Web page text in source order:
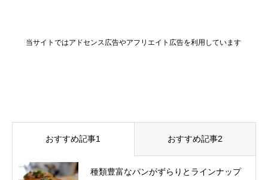
当サイトではアドセンス広告やアフリエイト広告を利用しています
おすすめ記事1 おすすめ記事2
種類豊富なパンがずらりとラインナップ